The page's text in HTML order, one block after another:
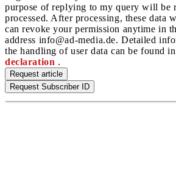
purpose of replying to my query will be
processed. After processing, these data
can revoke your permission anytime in
address info@ad-media.de. Detailed
the handling of user data can be found
declaration .
Request article
Request Subscriber ID